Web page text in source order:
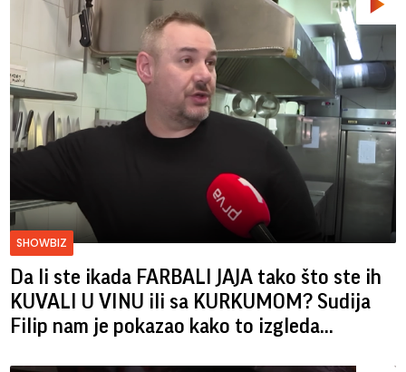
SHOWBIZ
Da li ste ikada FARBALI JAJA tako što ste ih
KUVALI U VINU ili sa KURKUMOM? Sudija
Filip nam je pokazao kako to izgleda...